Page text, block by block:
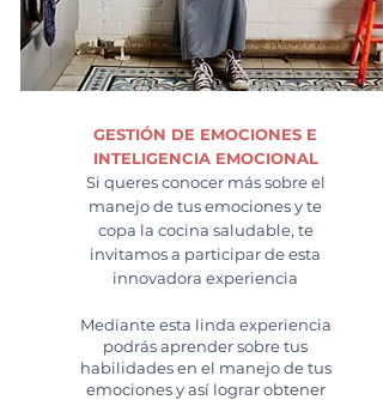
GESTIÓN DE EMOCIONES E
INTELIGENCIA EMOCIONAL
Si queres conocer más sobre el
manejo de tus emociones y te
copa la cocina saludable, te
invitamos a participar de esta
innovadora experiencia
Mediante esta linda experiencia
podrás aprender sobre tus
habilidades en el manejo de tus
emociones y así lograr obtener